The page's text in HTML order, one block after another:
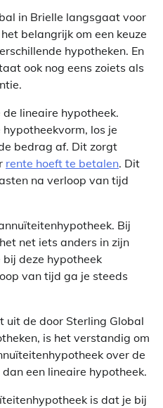
in Brielle langsgaat voor
belangrijk om een keuze
hypotheken. En
ook nog eens zoiets als
lineaire hypotheek.
los je
bedrag af. Dit zorgt
rente hoeft te betalen. Dit
na verloop van tijd
Bij
net iets anders in zijn
deze hypotheek
van tijd ga je steeds
uit de door Sterling Global
is het verstandig om
over de
een lineaire hypotheek.
is dat je bij